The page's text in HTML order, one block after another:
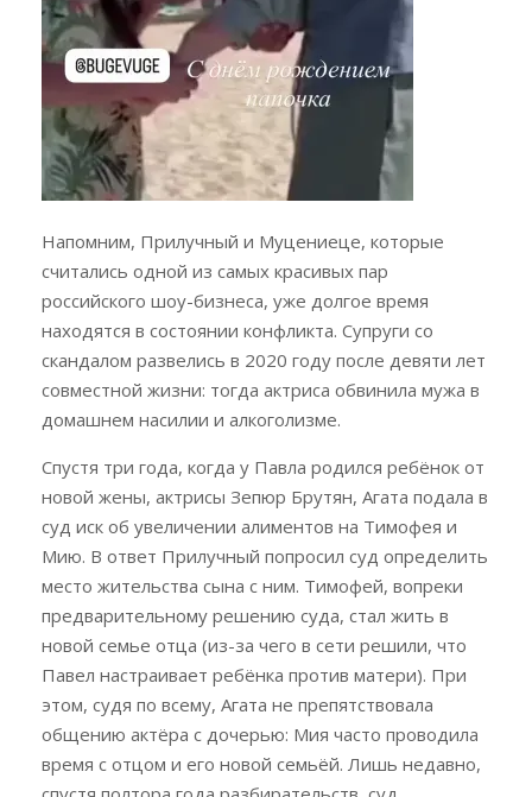
Напомним, Прилучный и Муцениеце, которые
считались одной из самых красивых пар
российского шоу-бизнеса, уже долгое время
находятся в состоянии конфликта. Супруги со
скандалом развелись в 2020 году после девяти лет
совместной жизни: тогда актриса обвинила мужа в
домашнем насилии и алкоголизме.
Спустя три года, когда у Павла родился ребёнок от
новой жены, актрисы Зепюр Брутян, Агата подала в
суд иск об увеличении алиментов на Тимофея и
Мию. В ответ Прилучный попросил суд определить
место жительства сына с ним. Тимофей, вопреки
предварительному решению суда, стал жить в
новой семье отца (из-за чего в сети решили, что
Павел настраивает ребёнка против матери). При
этом, судя по всему, Агата не препятствовала
общению актёра с дочерью: Мия часто проводила
время с отцом и его новой семьёй. Лишь недавно,